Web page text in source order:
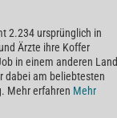
2.234 ursprünglich in
Ärzte ihre Koffer
in einem anderen Land
dabei am beliebtesten
Mehr erfahren Mehr